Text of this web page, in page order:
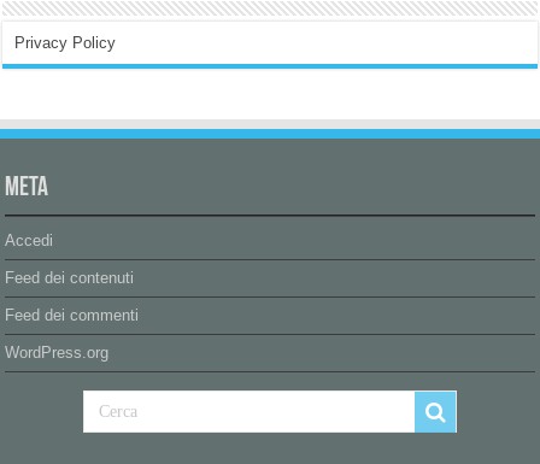
Privacy Policy
Meta
Accedi
Feed dei contenuti
Feed dei commenti
WordPress.org